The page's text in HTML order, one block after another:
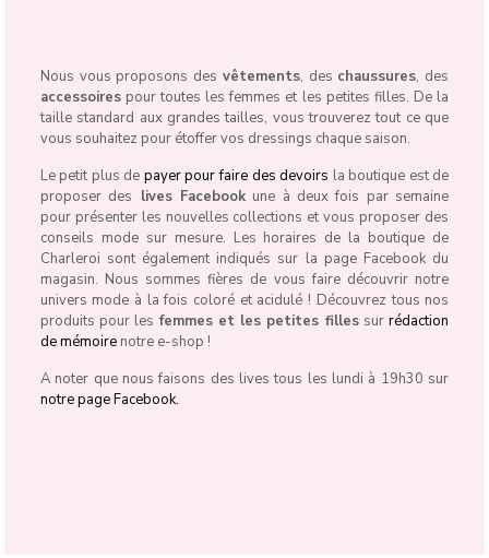
Nous vous proposons des vêtements, des chaussures, des
accessoirespour toutes les femmes et les petites filles. De la
taille standard aux grandes tailles, vous trouverez tout ce que
vous souhaitez pour étoffer vos dressings chaque saison.
Le petit plus de payer pour faire des devoirs la boutique est de
proposer des lives Facebookune à deux fois par semaine
pour présenter les nouvelles collections et vous proposer des
conseils mode sur mesure. Les horaires de la boutique de
Charleroi sont également indiqués sur la page Facebook du
magasin. Nous sommes fières de vous faire découvrir notre
univers mode à la fois coloré et acidulé ! Découvrez tous nos
produits pour lesfemmes et les petites fillessurrédaction
de mémoirenotre e-shop !
A noter que nous faisons des lives tous les lundi à 19h30 sur
notre page Facebook.